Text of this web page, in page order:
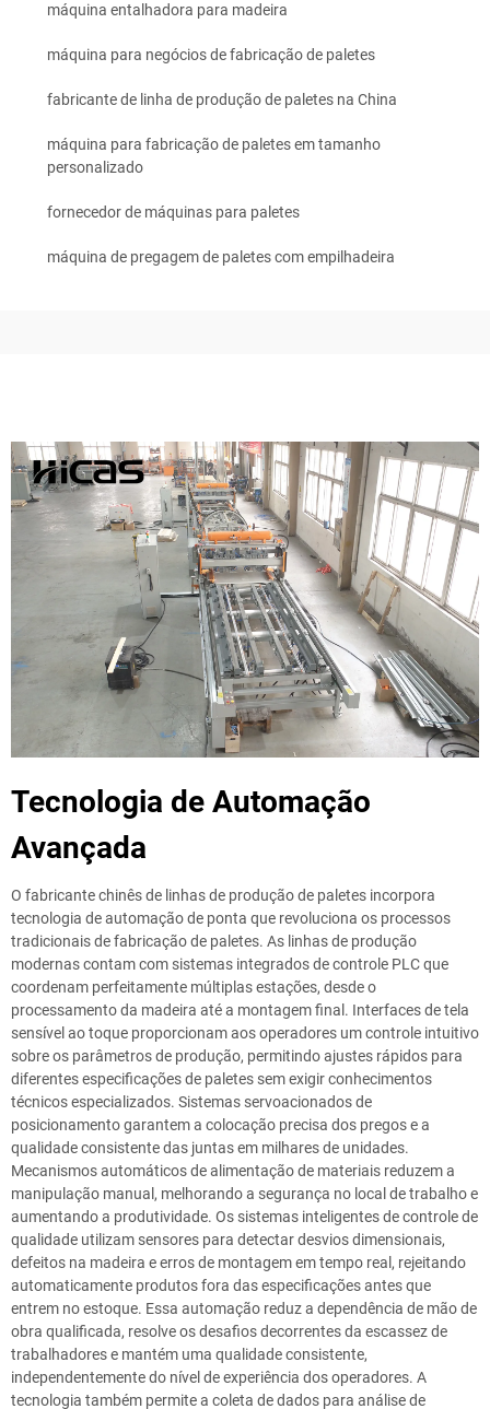
máquina entalhadora para madeira
máquina para negócios de fabricação de paletes
fabricante de linha de produção de paletes na China
máquina para fabricação de paletes em tamanho
personalizado
fornecedor de máquinas para paletes
máquina de pregagem de paletes com empilhadeira
Tecnologia de Automação
Avançada
O fabricante chinês de linhas de produção de paletes incorpora
tecnologia de automação de ponta que revoluciona os processos
tradicionais de fabricação de paletes. As linhas de produção
modernas contam com sistemas integrados de controle PLC que
coordenam perfeitamente múltiplas estações, desde o
processamento da madeira até a montagem final. Interfaces de tela
sensível ao toque proporcionam aos operadores um controle intuitivo
sobre os parâmetros de produção, permitindo ajustes rápidos para
diferentes especificações de paletes sem exigir conhecimentos
técnicos especializados. Sistemas servoacionados de
posicionamento garantem a colocação precisa dos pregos e a
qualidade consistente das juntas em milhares de unidades.
Mecanismos automáticos de alimentação de materiais reduzem a
manipulação manual, melhorando a segurança no local de trabalho e
aumentando a produtividade. Os sistemas inteligentes de controle de
qualidade utilizam sensores para detectar desvios dimensionais,
defeitos na madeira e erros de montagem em tempo real, rejeitando
automaticamente produtos fora das especificações antes que
entrem no estoque. Essa automação reduz a dependência de mão de
obra qualificada, resolve os desafios decorrentes da escassez de
trabalhadores e mantém uma qualidade consistente,
independentemente do nível de experiência dos operadores. A
tecnologia também permite a coleta de dados para análise de